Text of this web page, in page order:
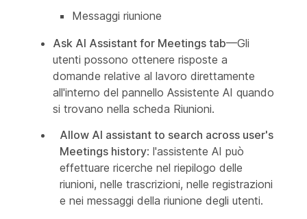
Messaggi riunione
Ask AI Assistant for Meetings tab—Gli
utenti possono ottenere risposte a
domande relative al lavoro direttamente
all'interno del pannello Assistente AI quando
si trovano nella scheda Riunioni.
Allow AI assistant to search across user's
Meetings history: l'assistente AI può
effettuare ricerche nel riepilogo delle
riunioni, nelle trascrizioni, nelle registrazioni
e nei messaggi della riunione degli utenti.